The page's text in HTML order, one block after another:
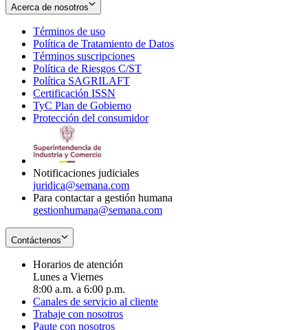
Acerca de nosotros
Términos de uso
in
new
window
Política de Tratamiento de Datos
Términos suscripciones
in
Política de Riesgos C/ST
Política SAGRILAFT
new
window
Certificación ISSN
in
new
TyC Plan de Gobierno
in
Protección del consumidorOpens
Notificaciones judiciales
juridica@semana.com
Para contactar a gestión humana
gestionhumana@semana.com
Contáctenos
Horarios de atención
Lunes a Viernes
8:00 a.m. a 6:00 p.m.
Canales de servicio al cliente
Trabaje con nosotros
Paute con nosotros